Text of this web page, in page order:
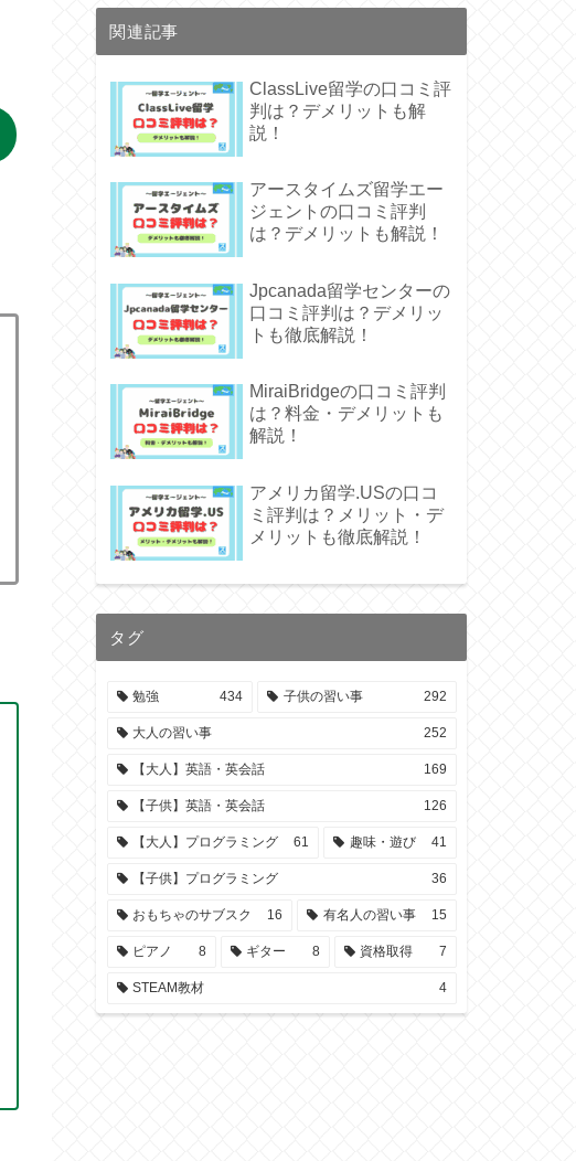
関連記事
ClassLive留学の口コミ評
判は？デメリットも解
説！
アースタイムズ留学エー
ジェントの口コミ評判
は？デメリットも解説！
Jpcanada留学センターの
口コミ評判は？デメリッ
トも徹底解説！
MiraiBridgeの口コミ評判
は？料金・デメリットも
解説！
アメリカ留学.USの口コ
ミ評判は？メリット・デ
メリットも徹底解説！
タグ
勉強 434 子供の習い事 292
大人の習い事 252
【大人】英語・英会話 169
【子供】英語・英会話 126
【大人】プログラミング 61 趣味・遊び 41
【子供】プログラミング 36
おもちゃのサブスク 16 有名人の習い事 15
ピアノ 8 ギター 8 資格取得 7
STEAM教材 4